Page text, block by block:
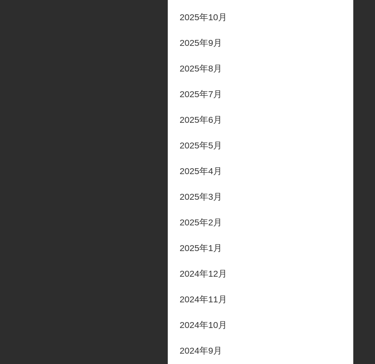
2025年10月
2025年9月
2025年8月
2025年7月
2025年6月
2025年5月
2025年4月
2025年3月
2025年2月
2025年1月
2024年12月
2024年11月
2024年10月
2024年9月